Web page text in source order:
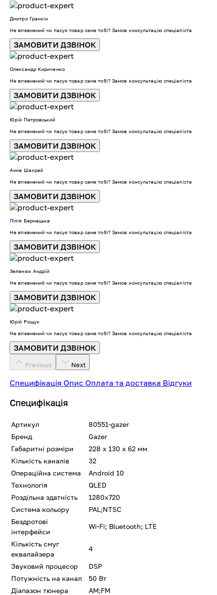
Дмитро Гранкін
Не впевнений чи пасує товар саме тобі? Замов консультацію спеціаліста
ЗАМОВИТИ ДЗВІНОК
Олександр Кириченко
Не впевнений чи пасує товар саме тобі? Замов консультацію спеціаліста
ЗАМОВИТИ ДЗВІНОК
Юрій Петровський
Не впевнений чи пасує товар саме тобі? Замов консультацію спеціаліста
ЗАМОВИТИ ДЗВІНОК
Анна Шахрай
Не впевнений чи пасує товар саме тобі? Замов консультацію спеціаліста
ЗАМОВИТИ ДЗВІНОК
Лілія Бернацька
Не впевнений чи пасує товар саме тобі? Замов консультацію спеціаліста
ЗАМОВИТИ ДЗВІНОК
Зеленюк Андрій
Не впевнений чи пасує товар саме тобі? Замов консультацію спеціаліста
ЗАМОВИТИ ДЗВІНОК
Юрій Рощук
Не впевнений чи пасує товар саме тобі? Замов консультацію спеціаліста
ЗАМОВИТИ ДЗВІНОК
Previous Next
Специфікація Опис Оплата та доставка Відгуки
Специфікація
Артикул
80551-gazer
Бренд
Gazer
Габаритні розміри
228 х 130 х 62 мм
Кількість каналів
32
Операційна система
Android 10
Технологія
QLED
Роздільна здатність
1280x720
Система кольору
PAL;NTSC
Бездротові
інтерфейси
Wi-Fi; Bluetooth; LTE
Кількість смуг
еквалайзера
4
Звуковий процесор
DSP
Потужність на канал
50 Вт
Діапазон тюнера
AM;FM